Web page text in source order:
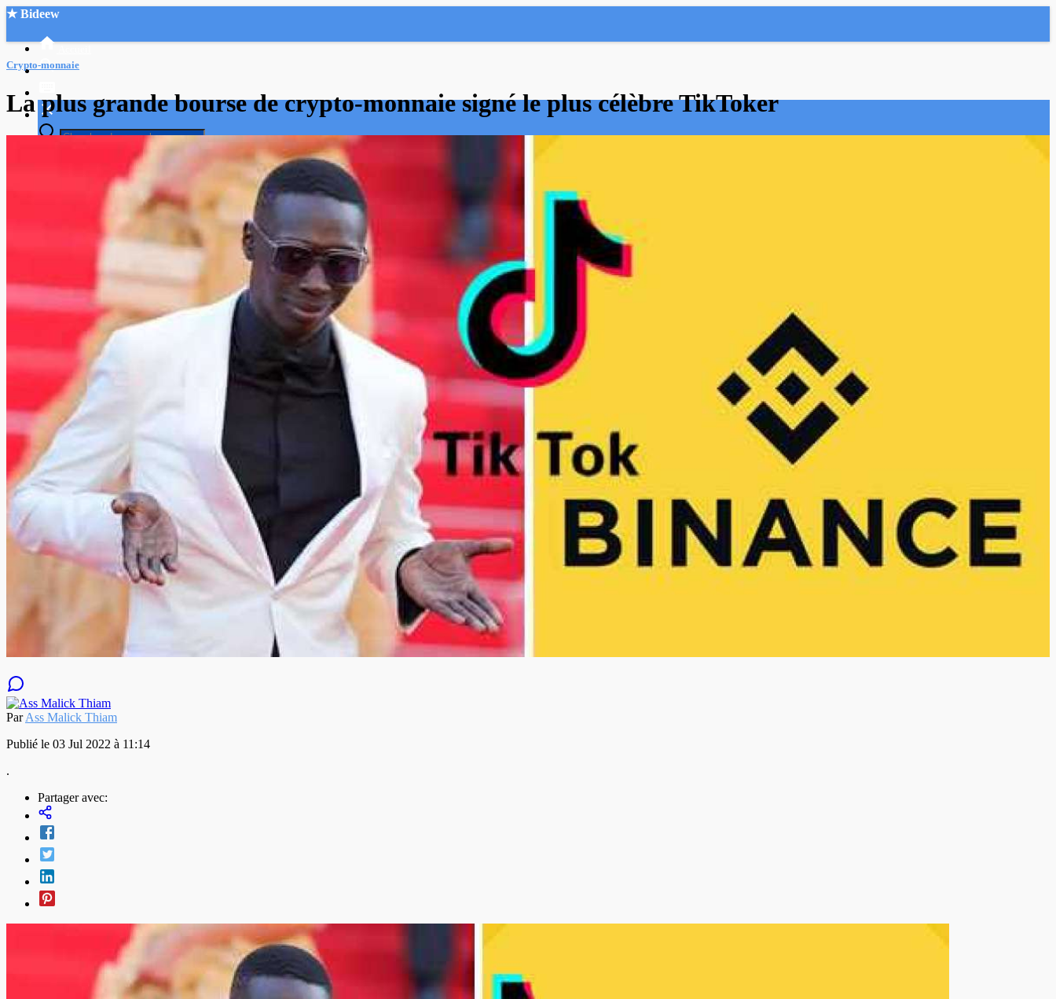
★ Bideew
Recherche Avancée
Mode nuit
Crypto-monnaie
La plus grande bourse de crypto-monnaie signé le plus célèbre TikToker
ParAss Malick Thiam
Publié le 03 Jul 2022 à 11:14
.
Partager avec: